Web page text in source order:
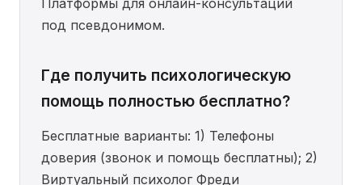
Платформы для онлайн-консультаций
под псевдонимом.
Где получить психологическую
помощь полностью бесплатно?
Бесплатные варианты: 1) Телефоны
доверия (звонок и помощь бесплатны); 2)
Виртуальный психолог Фреди